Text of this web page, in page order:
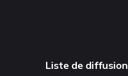
Liste de diffusion